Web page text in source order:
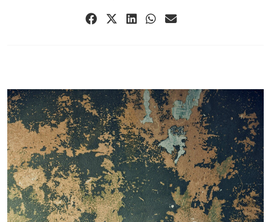
Share Share ShareShareShare